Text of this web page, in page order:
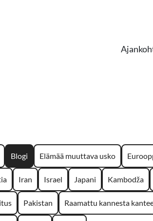
Blogi Elämää muuttava usko
Iran Israel Japani Kambodža
Pakistan Raamattu kannesta